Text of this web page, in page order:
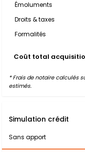
Émoluments
Droits & taxes
Formalités
Coût total
* Frais de notaire calculés
estimés.
Simulation crédit
Sans apport